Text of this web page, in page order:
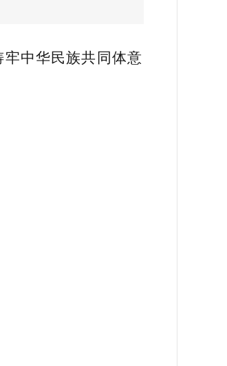
中华民族共同体意